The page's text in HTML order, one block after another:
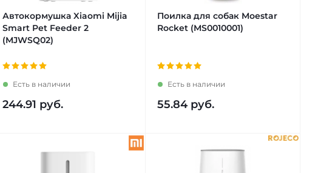
Автокормушка Xiaomi Mijia
Smart Pet Feeder 2
(MJWSQ02)
Есть в наличии
244.91 руб.
Поилка для собак Moestar
Rocket (MS0010001)
Есть в наличии
55.84 руб.